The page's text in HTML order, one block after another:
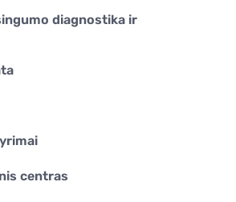
diagnostika ir
centras